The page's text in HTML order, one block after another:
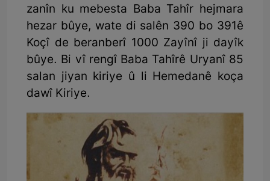
zanîn ku mebesta Baba Tahîr hejmara
hezar bûye, wate di salên 390 bo 391ê
Koçî de beranberî 1000 Zayînî ji dayîk
bûye. Bi vî rengî Baba Tahîrê Uryanî 85
salan jiyan kiriye û li Hemedanê koça
dawî Kiriye.